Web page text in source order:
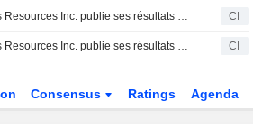
Solaris Resources Inc. publie ses résultats pour le deuxième trimestre et le premier semestre clos le 30 juin 2026 CI
Solaris Resources Inc. publie ses résultats pour le premier trimestre clos le 31 mars 2026 CI
Consensus Ratings Agenda